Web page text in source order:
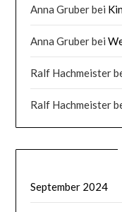
Anna Gruberbei
Anna Gruberbei
Ralf Hachmeister
Ralf Hachmeister
September 2024